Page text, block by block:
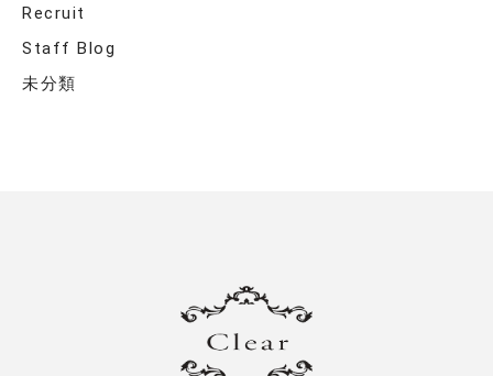
Recruit
Staff Blog
未分類